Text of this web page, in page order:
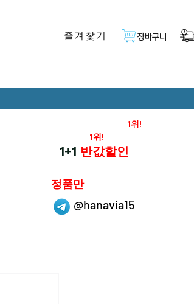
즐겨찿기 장바구니
@hanavia15
1위!
1위!
1+1 반값할인
정품만